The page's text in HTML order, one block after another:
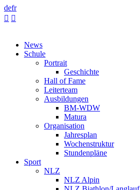
defr
 
News
Schule
Portrait
Geschichte
Hall of Fame
Leiterteam
Ausbildungen
BM-WDW
Matura
Organisation
Jahresplan
Wochenstruktur
Stundenpläne
Sport
NLZ
NLZ Alpin